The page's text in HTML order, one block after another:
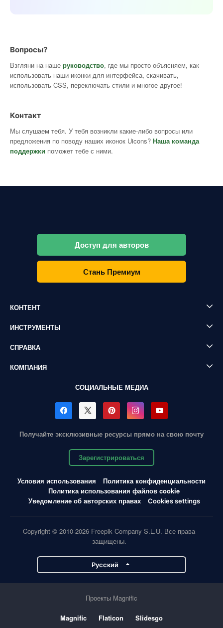
Вопросы?
Взгляни на наше руководство, где мы просто объясняем, как
использовать наши иконки для интерфейса, скачивать,
использовать CSS, переключать стили и многое другое!
Контакт
Мы слушаем тебя. У тебя возникли какие-либо вопросы или
предложения по поводу наших иконок Uicons? Наша команда
поддержки поможет тебе с ними.
Доступ для авторов
Стань Премиум
КОНТЕНТ
ИНСТРУМЕНТЫ
СПРАВКА
КОМПАНИЯ
СОЦИАЛЬНЫЕ МЕДИА
Получайте эксклюзивные ресурсы прямо на свою почту
Зарегистрироваться
Условия использования
Политика конфиденциальности
Политика использования файлов cookie
Уведомление об авторских правах
Cookies settings
Copyright © 2010-2026 Freepik Company S.L.U. Все права
защищены.
Pусский
Проекты Magnific
Magnific Flaticon Slidesgo